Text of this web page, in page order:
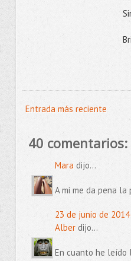
Entrada más reciente
40 comentarios:
Maradijo...
A mi me da pena
23 de junio de
Alberdijo...
En cuanto he leído